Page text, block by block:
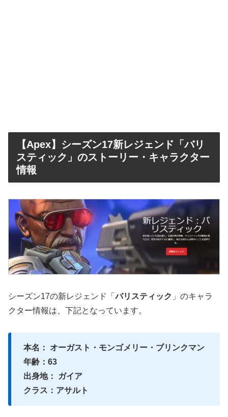
【Apex】シーズン17新レジェンド「バリ
スティック」のストーリー・キャラクター
情報
シーズン17の新レジェンド「バリスティック 」のキャラ
クター情報は、下記となっています。
本名： オーガスト・モンゴメリー・ブリンクマン
年齢：63
出身地： ガイア
クラス：アサルト